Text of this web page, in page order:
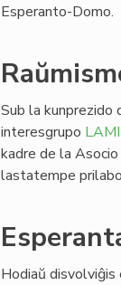
Esperanto-Domo.
Sub la kunprezido
interesgrupo LAMI
kadre de la
lastatempe
Hodiaŭ